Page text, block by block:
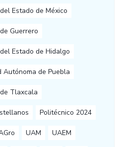
Estado de México
Guerrero
Estado de Hidalgo
Autónoma de Puebla
Tlaxcala
Politécnico 2024
UAM UAEM